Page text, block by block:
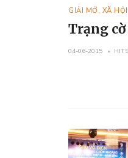
GIẢI MỞ, XÃ
Trạng
04-06-2015 HITS